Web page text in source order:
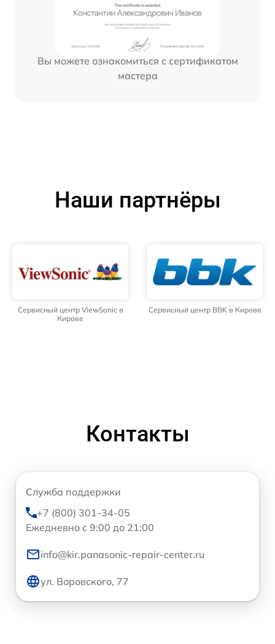
Вы можете ознакомиться с сертификатом
мастера
Наши партнёры
Сервисный центр ViewSonic в
Кирове
Сервисный центр BBK в Кирове
Контакты
Служба поддержки
+7 (800) 301-34-05
Ежедневно с 9:00 до 21:00
info@kir.panasonic-repair-center.ru
ул. Воровского, 77